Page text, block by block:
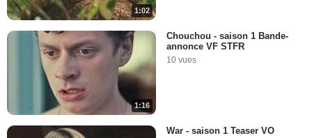
1:02
1:16
Chouchou - saison 1 Bande-
annonce VF STFR
10 vues
War - saison 1 Teaser VO